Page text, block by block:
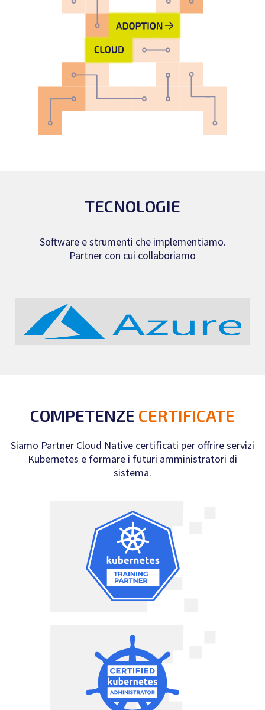
TECNOLOGIE
Software e strumenti che implementiamo.
Partner con cui collaboriamo
COMPETENZE CERTIFICATE
Siamo Partner Cloud Native certificati per offrire servizi
Kubernetes e formare i futuri amministratori di
sistema.